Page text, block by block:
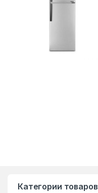
Категории товаров